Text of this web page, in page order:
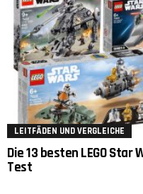
LEITFÄDEN UND VERGLEICHE
Die 13 besten LEGO
Test